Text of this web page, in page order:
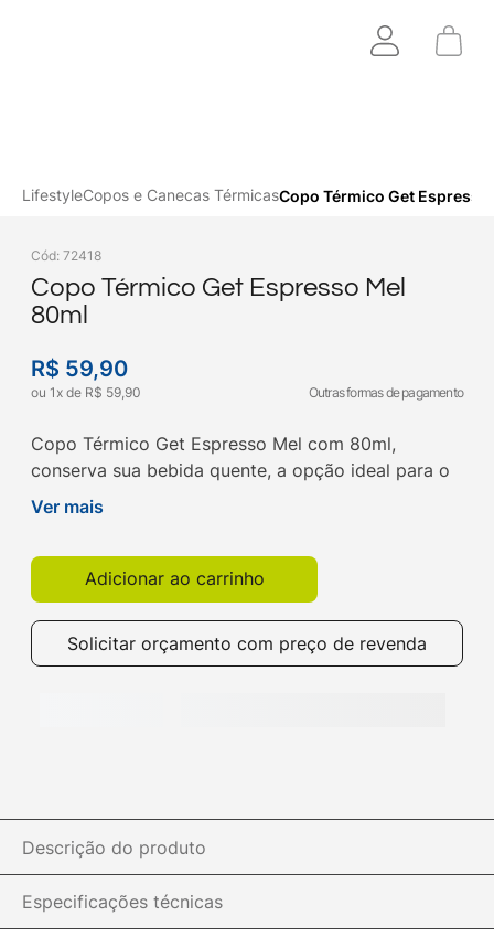
LifestyleCopos e Canecas TérmicasCopo Térmico Get
Cód: 72418
Copo Térmico Get Espresso Mel
80ml
R$ 59,90
ou 1x de R$ 59,90 Outras formas de pagamento
Copo Térmico Get Espresso Mel com 80ml,
conserva sua bebida quente, a opção ideal para o
seu café da tarde! Compre já o seu aqui na Get!
Ver mais
Adicionar ao carrinho
Solicitar orçamento com preço de revenda
Descrição do produto
Especificações técnicas